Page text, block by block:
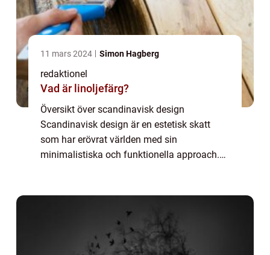
11 mars 2024 Simon Hagberg
redaktionel
Vad är linoljefärg?
Översikt över scandinavisk design
Scandinavisk design är en estetisk skatt
som har erövrat världen med sin
minimalistiska och funktionella approach.